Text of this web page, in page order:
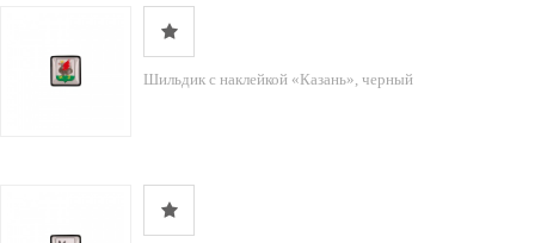
Шильдик с наклейкой «Казань», черный